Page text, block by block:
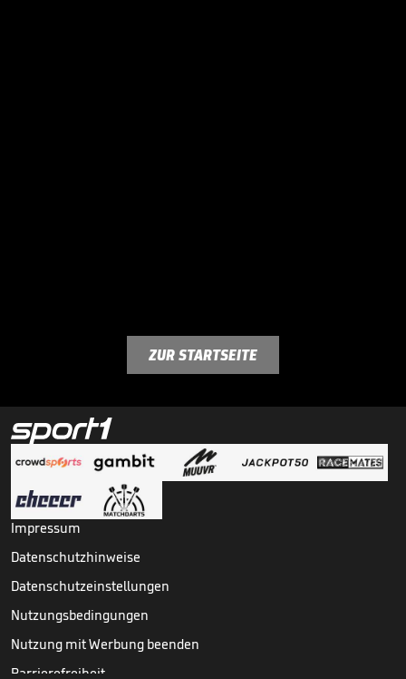
ZUR STARTSEITE
Impressum
Datenschutzhinweise
Datenschutzeinstellungen
Nutzungsbedingungen
Nutzung mit Werbung beenden
Barrierefreiheit